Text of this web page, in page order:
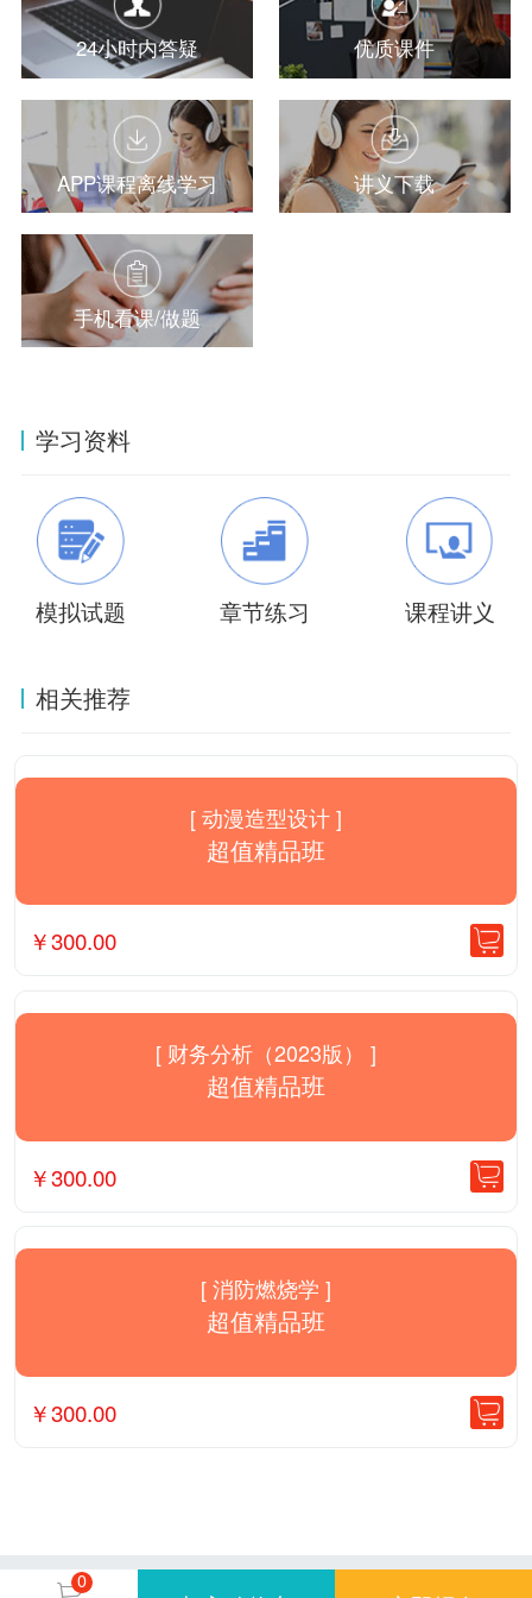
24小时内答疑 优质课件
APP课程离线学习 讲义下载
手机看课/做题
学习资料
模拟试题 章节练习 课程讲义
相关推荐
[ 动漫造型设计 ]
超值精品班
￥300.00
[ 财务分析（2023版） ]
超值精品班
￥300.00
[ 消防燃烧学 ]
超值精品班
￥300.00
0